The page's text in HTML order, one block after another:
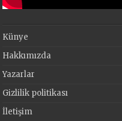
Künye
Hakkımızda
Yazarlar
Gizlilik politikası
İletişim